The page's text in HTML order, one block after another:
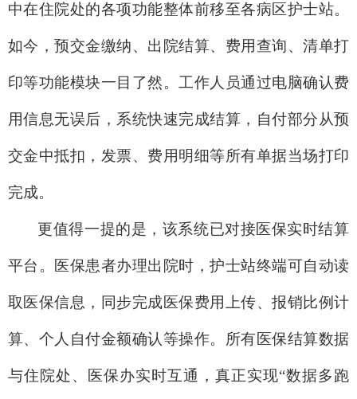
中在住院处的各项功能整体前移至各病区护士站。
如今，预交金缴纳、出院结算、费用查询、清单打
印等功能模块一目了然。工作人员通过电脑确认费
用信息无误后，系统快速完成结算，自付部分从预
交金中抵扣，发票、费用明细等所有单据当场打印
完成。
更值得一提的是，该系统已对接医保实时结算
平台。医保患者办理出院时，护士站终端可自动读
取医保信息，同步完成医保费用上传、报销比例计
算、个人自付金额确认等操作。所有医保结算数据
与住院处、医保办实时互通，真正实现“数据多跑